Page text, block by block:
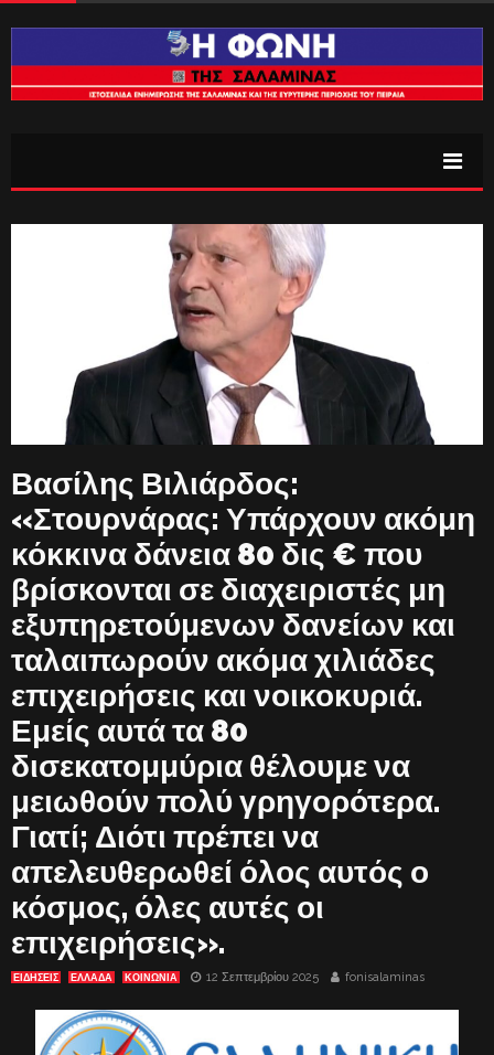
Βασίλης Βιλιάρδος:
«Στουρνάρας: Υπάρχουν ακόμη
κόκκινα δάνεια 80 δις € που
βρίσκονται σε διαχειριστές μη
εξυπηρετούμενων δανείων και
ταλαιπωρούν ακόμα χιλιάδες
επιχειρήσεις και νοικοκυριά.
Εμείς αυτά τα 80
δισεκατομμύρια θέλουμε να
μειωθούν πολύ γρηγορότερα.
Γιατί; Διότι πρέπει να
απελευθερωθεί όλος αυτός ο
κόσμος, όλες αυτές οι
επιχειρήσεις».
ΕΙΔΗΣΕΙΣ ΕΛΛΑΔΑ ΚΟΙΝΩΝΙΑ 12 Σεπτεμβρίου 2025 fonisalaminas